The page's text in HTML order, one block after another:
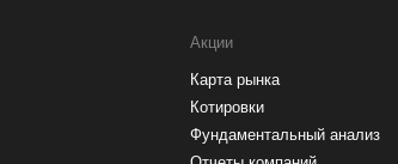
Акции
Карта рынка
Котировки
Фундаментальный анализ